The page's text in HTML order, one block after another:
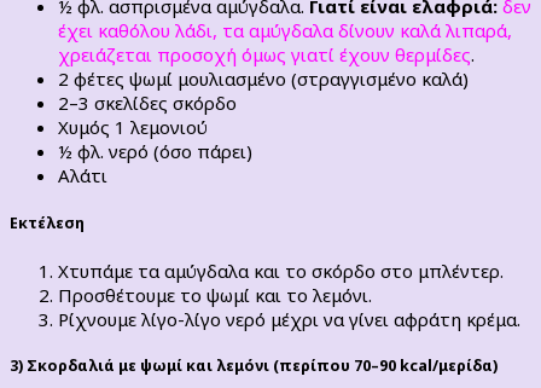
½ φλ. ασπρισμένα αμύγδαλα. Γιατί είναι ελαφριά: δεν
έχει καθόλου λάδι, τα αμύγδαλα δίνουν καλά λιπαρά,
χρειάζεται προσοχή όμως γιατί έχουν θερμίδες.
2 φέτες ψωμί μουλιασμένο (στραγγισμένο καλά)
2–3 σκελίδες σκόρδο
Χυμός 1 λεμονιού
½ φλ. νερό (όσο πάρει)
Αλάτι
Εκτέλεση
Χτυπάμε τα αμύγδαλα και το σκόρδο στο μπλέντερ.
Προσθέτουμε το ψωμί και το λεμόνι.
Ρίχνουμε λίγο-λίγο νερό μέχρι να γίνει αφράτη κρέμα.
3) Σκορδαλιά με ψωμί και λεμόνι (περίπου 70–90 kcal/μερίδα)